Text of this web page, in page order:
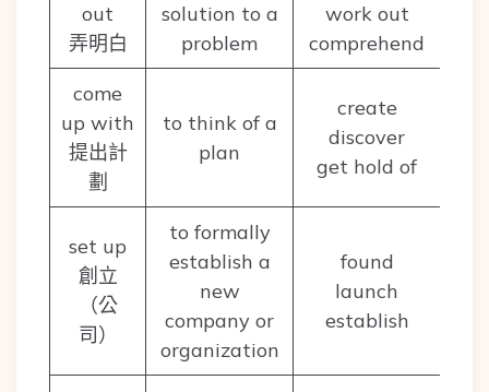
out
弄明白
solution to a
problem
work out
comprehend
come
up with
提出計
劃
to think of a
plan
create
discover
get hold of
set up
創立
（公
司）
to formally
establish a
new
company or
organization
found
launch
establish